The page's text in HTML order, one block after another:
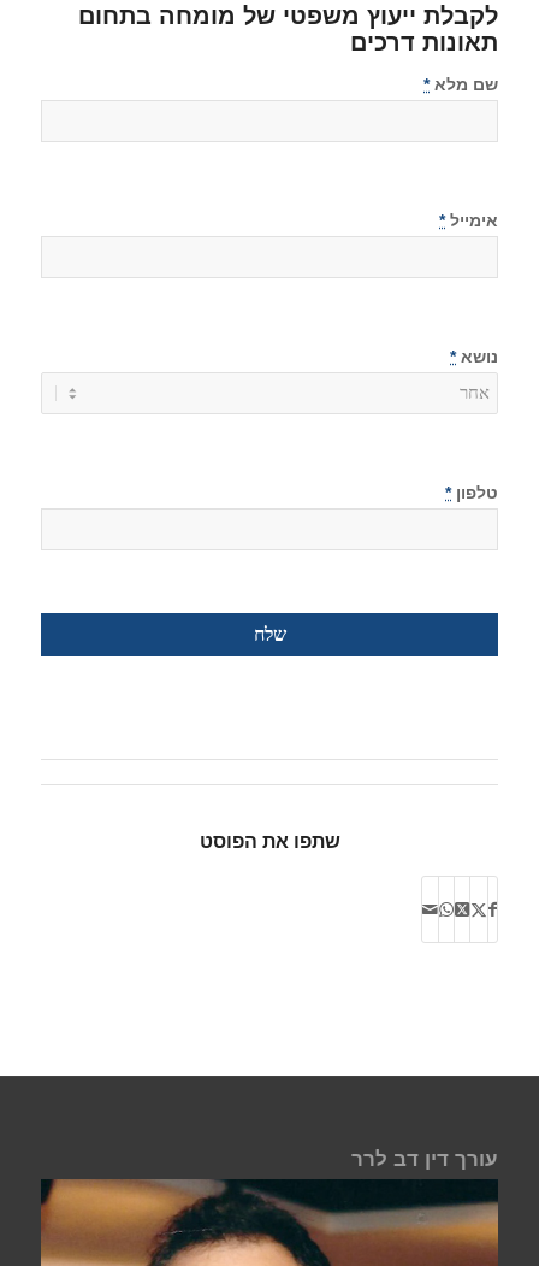
לקבלת ייעוץ משפטי של מומחה בתחום
תאונות דרכים
שם מלא*
אימייל*
נושא*
טלפון*
שתפו את הפוסט
עורך דין דב לרר